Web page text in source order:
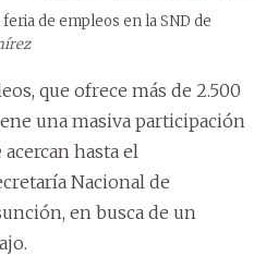
de empleos en la SND de
que ofrece más de 2.500
una masiva participación
hasta el
Nacional de
en busca de un